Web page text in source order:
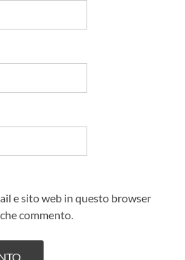
e sito web in questo browser
commento.